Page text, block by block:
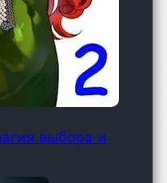
выбора и